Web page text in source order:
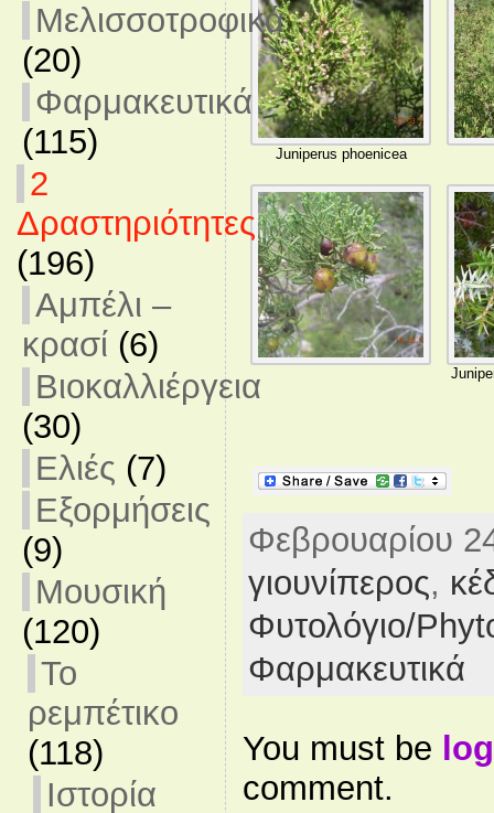
Μελισσοτροφικά
(20)
Φαρμακευτικά
(115)
2
Δραστηριότητες
(196)
Αμπέλι –
κρασί (6)
Βιοκαλλιέργεια
(30)
Ελιές (7)
Εξορμήσεις
(9)
Μουσική
(120)
Το
ρεμπέτικο
(118)
Ιστορία
Juniperus phoenicea
Φεβρουαρίου
γιουνίπερος,
Φυτολόγιο/
Φαρμακευτικά
You must be
comment.